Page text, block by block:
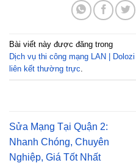
Bài viết này được đăng trong
Dịch vụ thi công mạng LAN |
liên kết thường trực
Sửa Mạng Tại Quận 2:
Nhanh Chóng, Chuyên
Nghiệp, Giá Tốt Nhất